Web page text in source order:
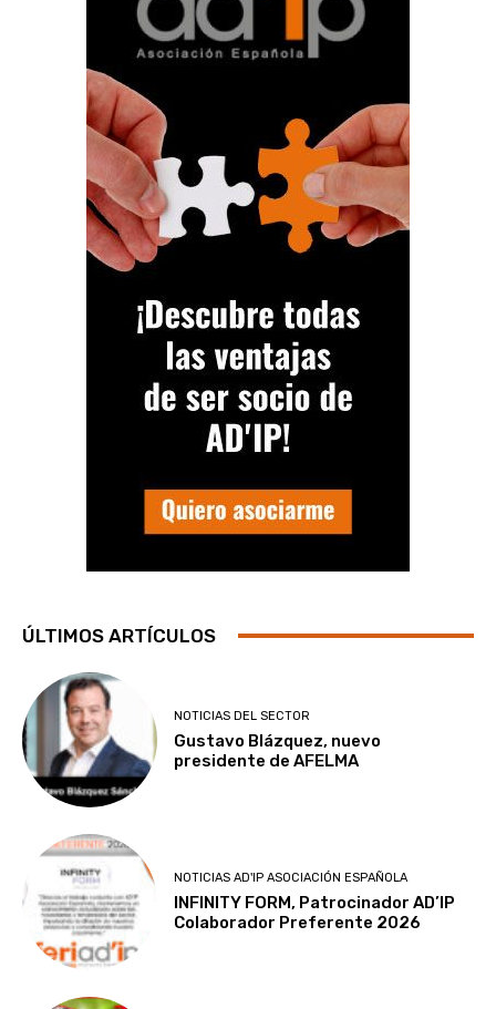
ÚLTIMOS ARTÍCULOS
NOTICIAS DEL SECTOR
Gustavo Blázquez, nuevo
presidente de AFELMA
NOTICIAS AD'IP ASOCIACIÓN ESPAÑOLA
INFINITY FORM, Patrocinador AD’IP
Colaborador Preferente 2026